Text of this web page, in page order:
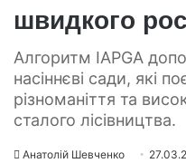
швидкого
Алгоритм IAPGA
насіннєві сади, які
різноманіття та
сталого лісівництва.
Анатолій Шевченко